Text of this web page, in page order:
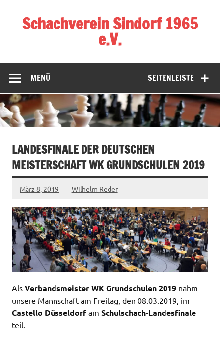
springenSchachverein Sindorf 1965
e.V.
SEITENLEISTE
MENÜ
LANDESFINALE DER DEUTSCHEN
MEISTERSCHAFT WK GRUNDSCHULEN 2019
März 8, 2019 Wilhelm Reder
Als Verbandsmeister WK Grundschulen 2019 nahm
unsere Mannschaft am Freitag, den 08.03.2019, im
Castello Düsseldorf am Schulschach-Landesfinale
teil.